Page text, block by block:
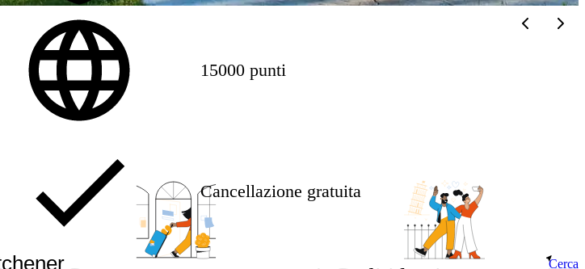
15000 punti
Cancellazione gratuita
Cerca